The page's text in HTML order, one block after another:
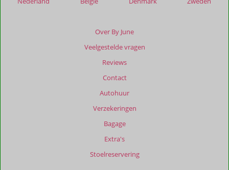
Over By June
Veelgestelde vragen
Reviews
Contact
Autohuur
Verzekeringen
Bagage
Extra's
Stoelreservering